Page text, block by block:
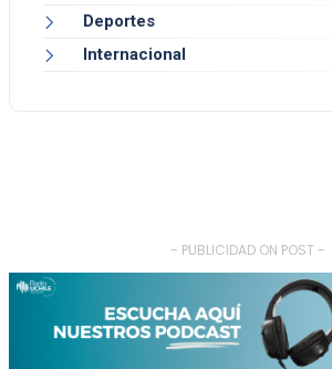
Deportes
Internacional
- PUBLICIDAD ON POST -